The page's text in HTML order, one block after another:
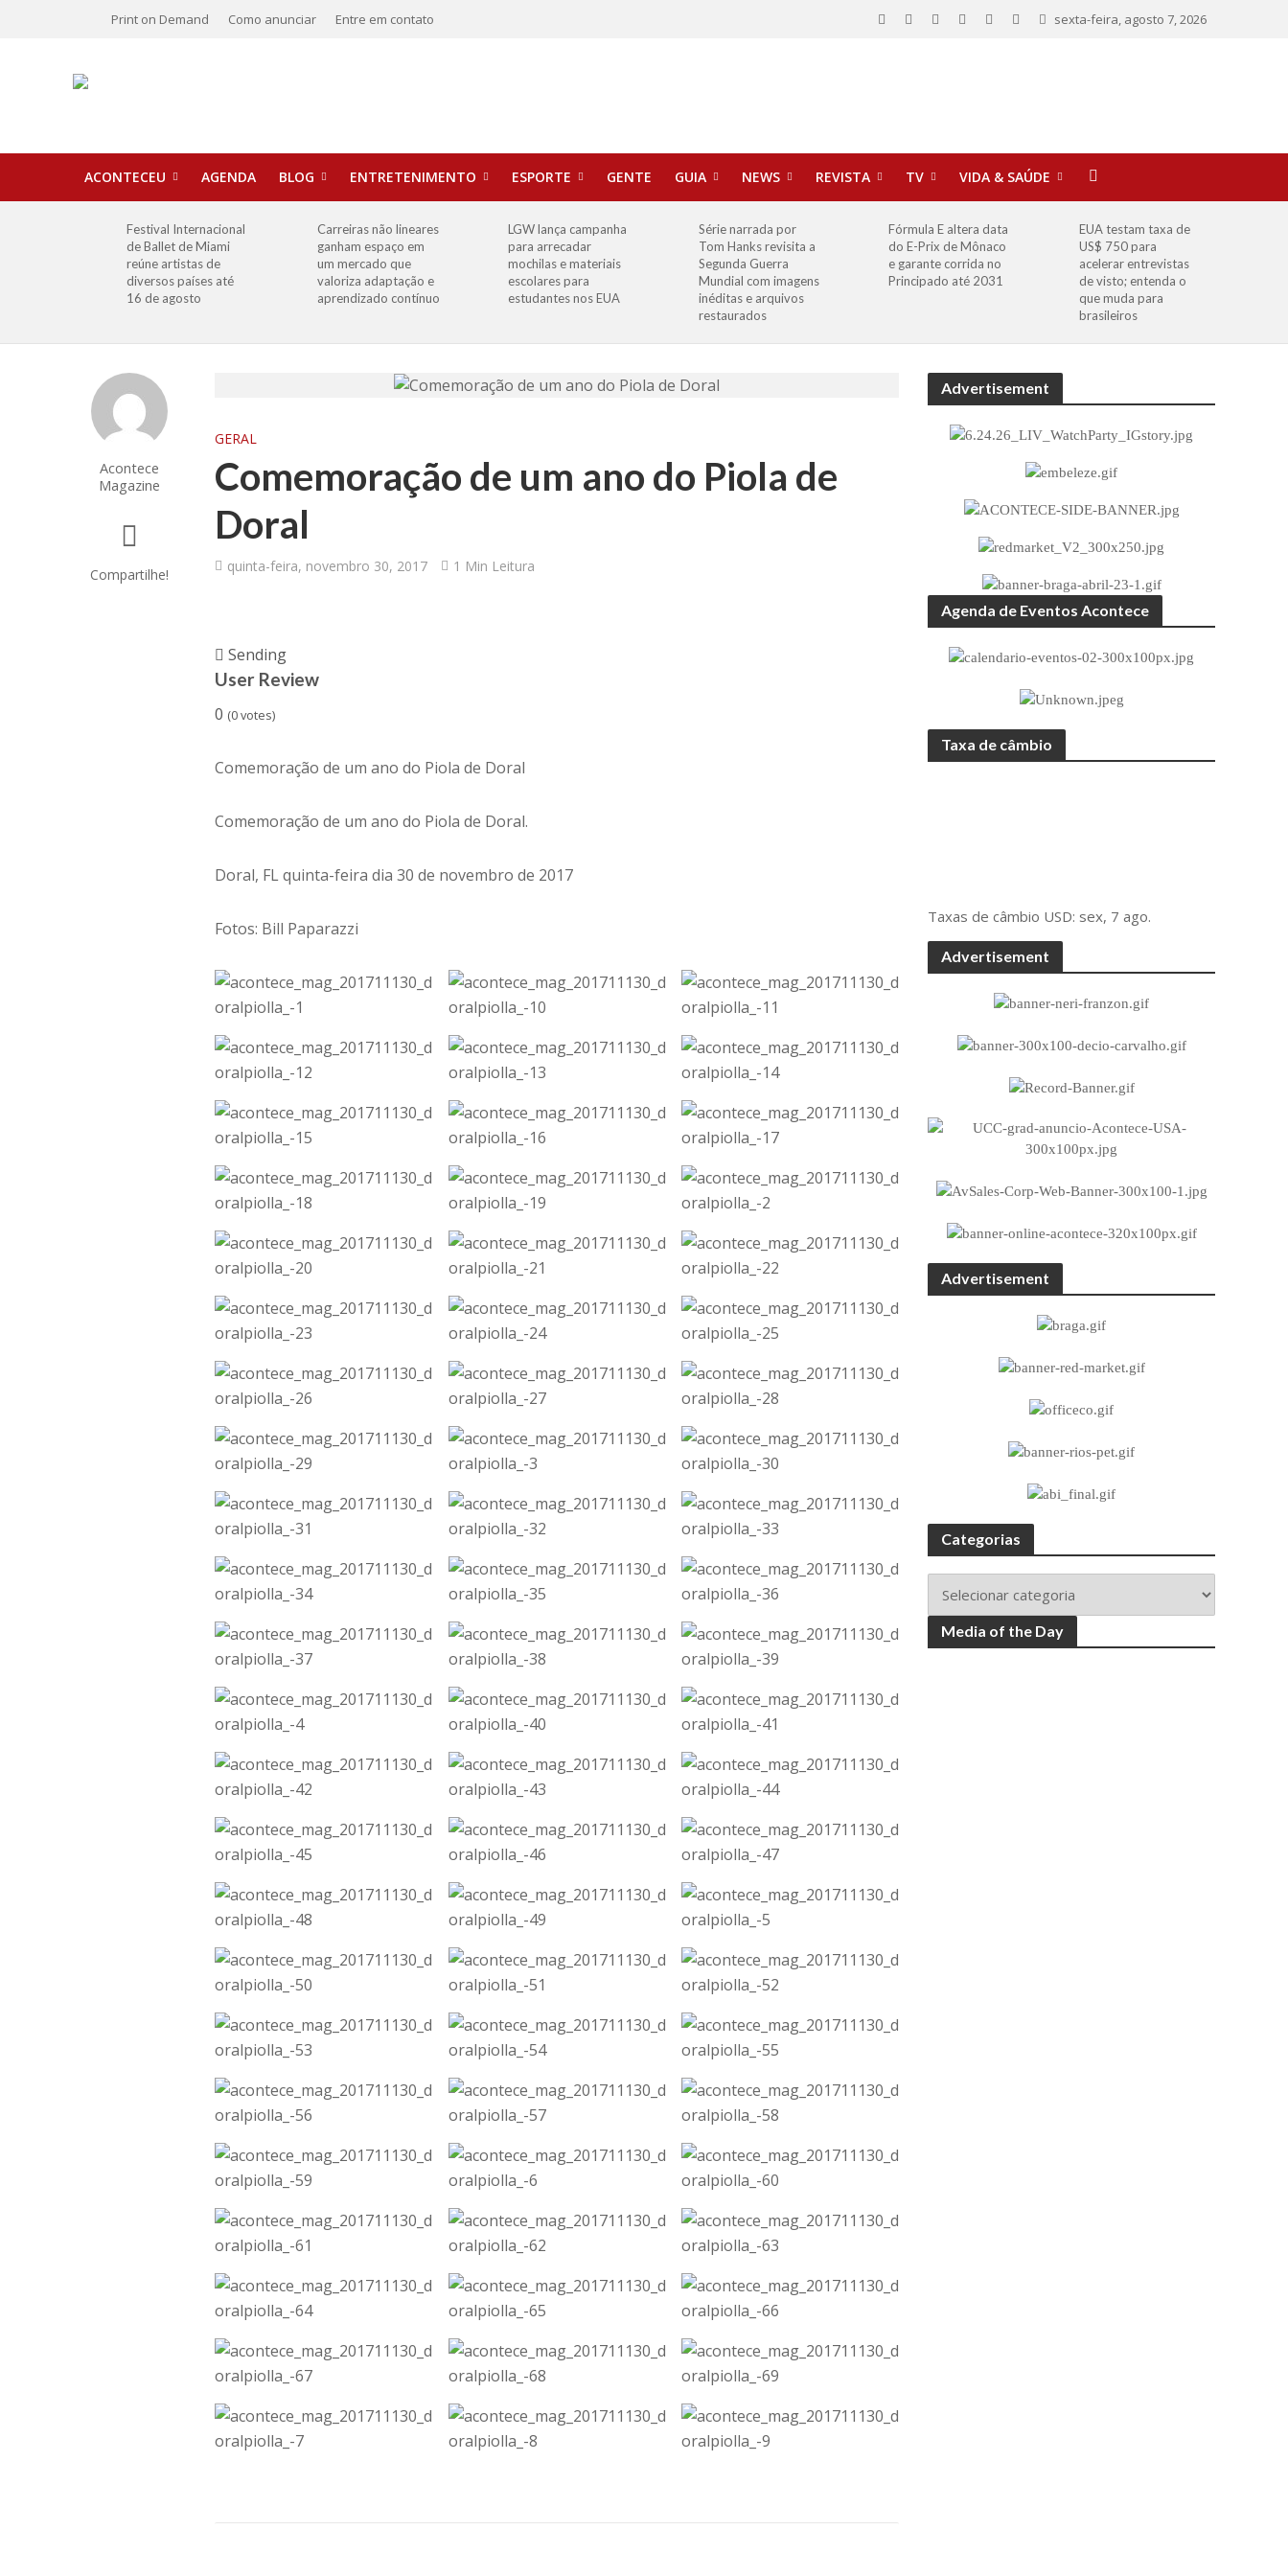
Print on Demand Como anunciar Entre em contato sexta-feira, agosto 7, 2026
ACONTECEU AGENDA BLOG ENTRETENIMENTO ESPORTE GENTE GUIA NEWS REVISTA TV VIDA & SAÚDE
Festival Internacional
de Ballet de Miami
reúne artistas de
diversos países até
16 de agosto
Carreiras não lineares
ganham espaço em
um mercado que
valoriza adaptação e
aprendizado contínuo
LGW lança campanha
para arrecadar
mochilas e materiais
escolares para
estudantes nos EUA
Série narrada por
Tom Hanks revisita a
Segunda Guerra
Mundial com imagens
inéditas e arquivos
restaurados
Fórmula E altera data
do E-Prix de Mônaco
e garante corrida no
Principado até 2031
EUA testam taxa de
US$ 750 para
acelerar entrevistas
de visto; entenda o
que muda para
brasileiros
Acontece
Magazine
Compartilhe!
GERAL
Comemoração de um ano do Piola de
Doral
quinta-feira, novembro 30, 2017 1 Min Leitura
Sending
User Review
0 (0votes)
Comemoração de um ano do Piola de Doral
Comemoração de um ano do Piola de Doral.
Doral, FL quinta-feira dia 30 de novembro de 2017
Fotos: Bill Paparazzi
Advertisement
Agenda de Eventos Acontece
Taxa de câmbio
Taxas de câmbio USD: sex, 7 ago.
Advertisement
Advertisement
Categorias
Media of the Day